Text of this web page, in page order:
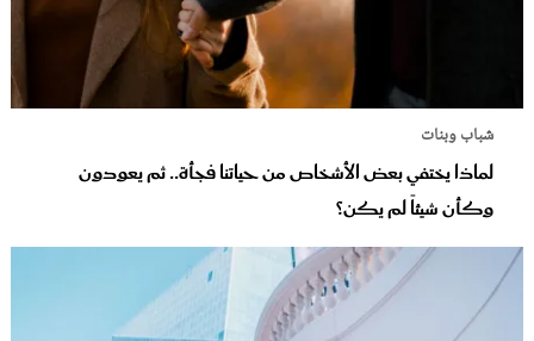
شباب وبنات
لماذا يختفي بعض الأشخاص من حياتنا فجأة.. ثم يعودون
وكأن شيئاً لم يكن؟